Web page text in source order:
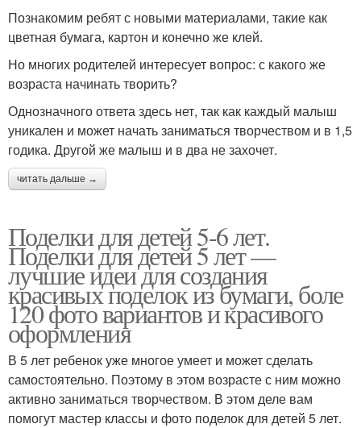
Познакомим ребят с новыми материалами, такие как
цветная бумага, картон и конечно же клей.
Но многих родителей интересует вопрос: с какого же
возраста начинать творить?
Однозначного ответа здесь нет, так как каждый малыш
уникален и может начать заниматься творчеством и в 1,5
годика. Другой же малыш и в два не захочет.
читать дальше →
Поделки для детей 5-6 лет.
Поделки для детей 5 лет —
лучшие идеи для создания
красивых поделок из бумаги, боле
120 фото вариантов и красивого
оформления
В 5 лет ребенок уже многое умеет и может сделать
самостоятельно. Поэтому в этом возрасте с ним можно
активно заниматься творчеством. В этом деле вам
помогут мастер классы и фото поделок для детей 5 лет.